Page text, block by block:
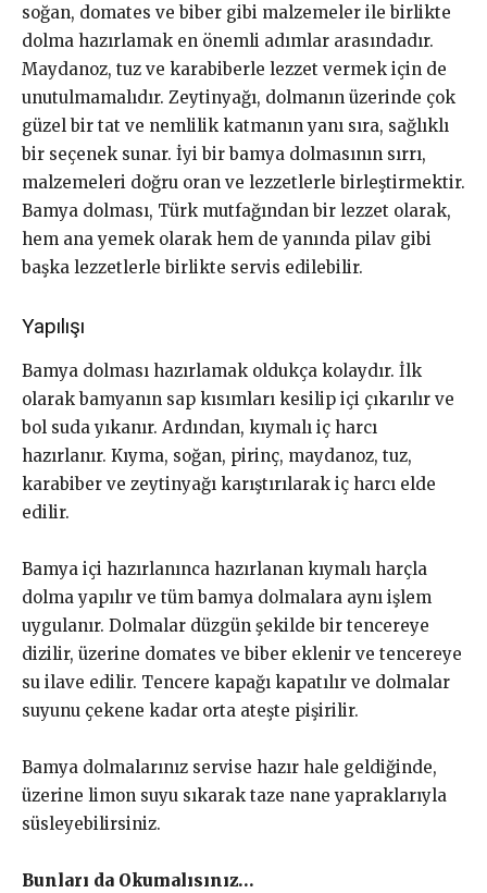
soğan, domates ve biber gibi malzemeler ile birlikte
dolma hazırlamak en önemli adımlar arasındadır.
Maydanoz, tuz ve karabiberle lezzet vermek için de
unutulmamalıdır. Zeytinyağı, dolmanın üzerinde çok
güzel bir tat ve nemlilik katmanın yanı sıra, sağlıklı
bir seçenek sunar. İyi bir bamya dolmasının sırrı,
malzemeleri doğru oran ve lezzetlerle birleştirmektir.
Bamya dolması, Türk mutfağından bir lezzet olarak,
hem ana yemek olarak hem de yanında pilav gibi
başka lezzetlerle birlikte servis edilebilir.
Yapılışı
Bamya dolması hazırlamak oldukça kolaydır. İlk
olarak bamyanın sap kısımları kesilip içi çıkarılır ve
bol suda yıkanır. Ardından, kıymalı iç harcı
hazırlanır. Kıyma, soğan, pirinç, maydanoz, tuz,
karabiber ve zeytinyağı karıştırılarak iç harcı elde
edilir.
Bamya içi hazırlanınca hazırlanan kıymalı harçla
dolma yapılır ve tüm bamya dolmalara aynı işlem
uygulanır. Dolmalar düzgün şekilde bir tencereye
dizilir, üzerine domates ve biber eklenir ve tencereye
su ilave edilir. Tencere kapağı kapatılır ve dolmalar
suyunu çekene kadar orta ateşte pişirilir.
Bamya dolmalarınız servise hazır hale geldiğinde,
üzerine limon suyu sıkarak taze nane yapraklarıyla
süsleyebilirsiniz.
Bunları da Okumalısınız…